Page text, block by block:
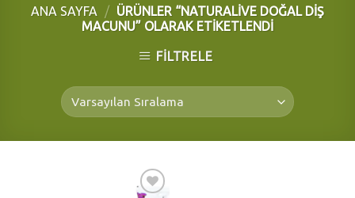
ANA SAYFA / ÜRÜNLER “NATURALIVE DOĞAL DIŞ
MACUNU” OLARAK ETIKETLENDI
FILTRELE